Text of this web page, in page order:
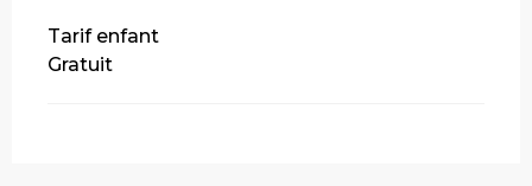
Tarif enfant
Gratuit